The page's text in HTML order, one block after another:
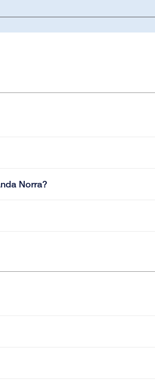
Norra?